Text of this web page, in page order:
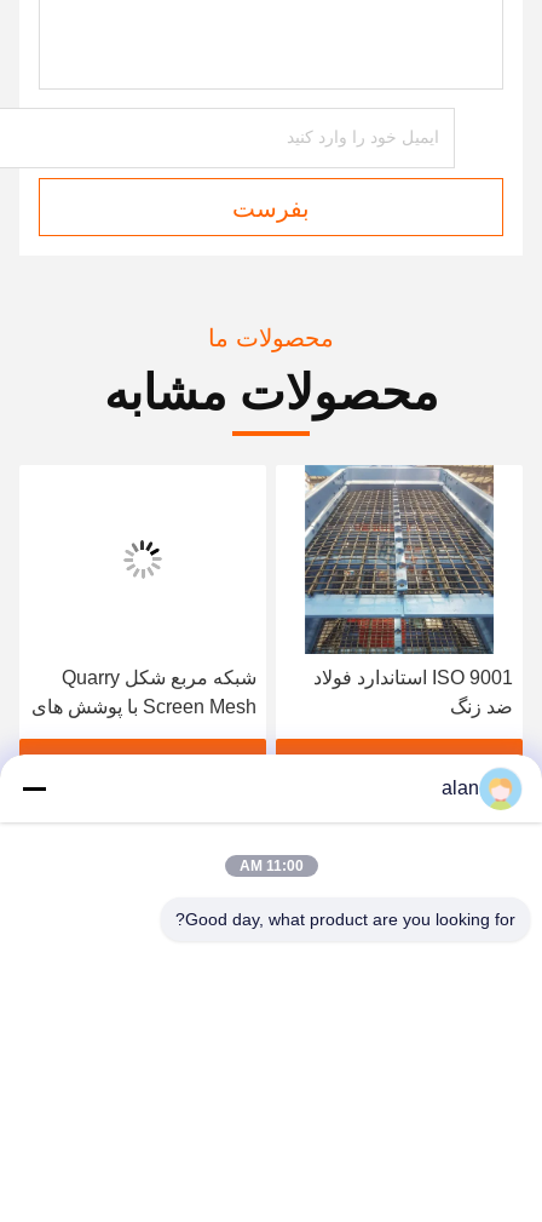
بفرست
محصولات ما
محصولات مشابه
ISO 9001 استاندارد فولاد
ضد زنگ
بهترین قیمت رو بدست بیار
شبکه مربع شکل Quarry
Screen Mesh با پوشش های
قلاب ورق آهن گالوانیزه
alan
11:00 AM
Good day, what product are you looking for?